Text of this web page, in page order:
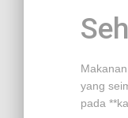
yang
pada